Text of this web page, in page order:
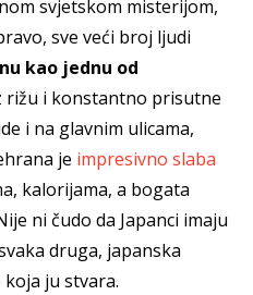
svjetskom misterijom,
sve veći broj ljudi
kao jednu od
rižu i konstantno prisutne
i na glavnim ulicama,
je impresivno slaba
kalorijama, a bogata
ni čudo da Japanci imaju
druga, japanska
ju stvara.